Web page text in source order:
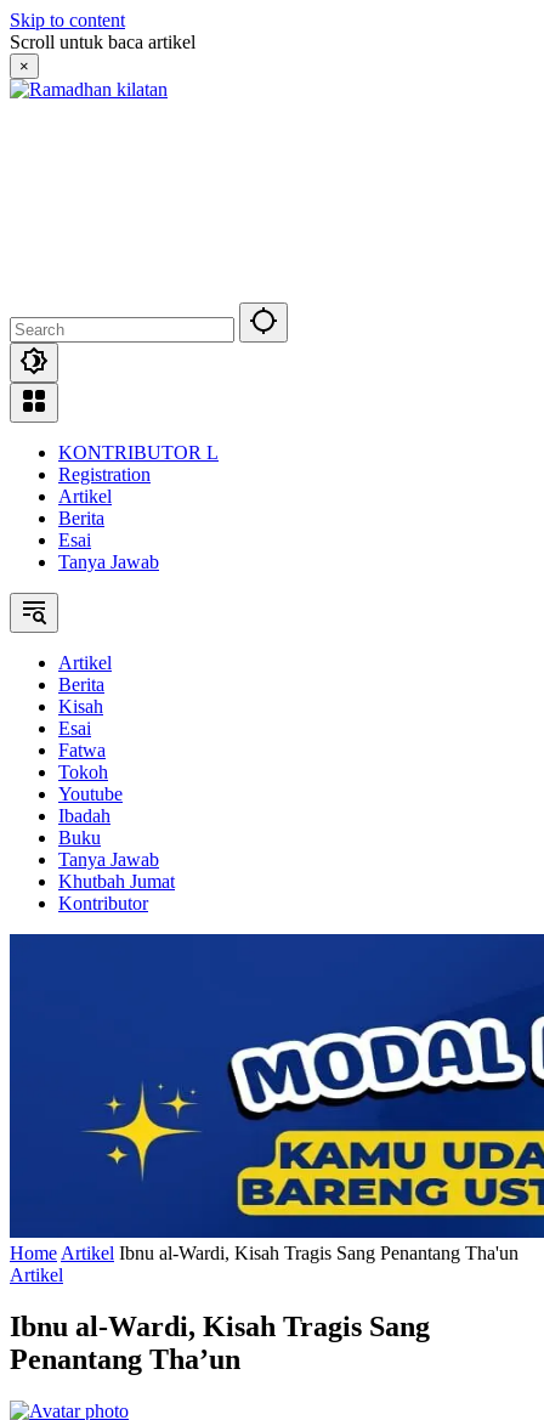
Skip to content
Scroll untuk baca artikel
×
KONTRIBUTOR L
Registration
Artikel
Berita
Esai
Tanya Jawab
Artikel
Berita
Kisah
Esai
Fatwa
Tokoh
Youtube
Ibadah
Buku
Tanya Jawab
Khutbah Jumat
Kontributor
Home Artikel Ibnu al-Wardi, Kisah Tragis Sang Penantang Tha'un
Artikel
Ibnu al-Wardi, Kisah Tragis Sang
Penantang Tha’un